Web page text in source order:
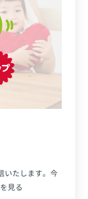
いたします。今
見る